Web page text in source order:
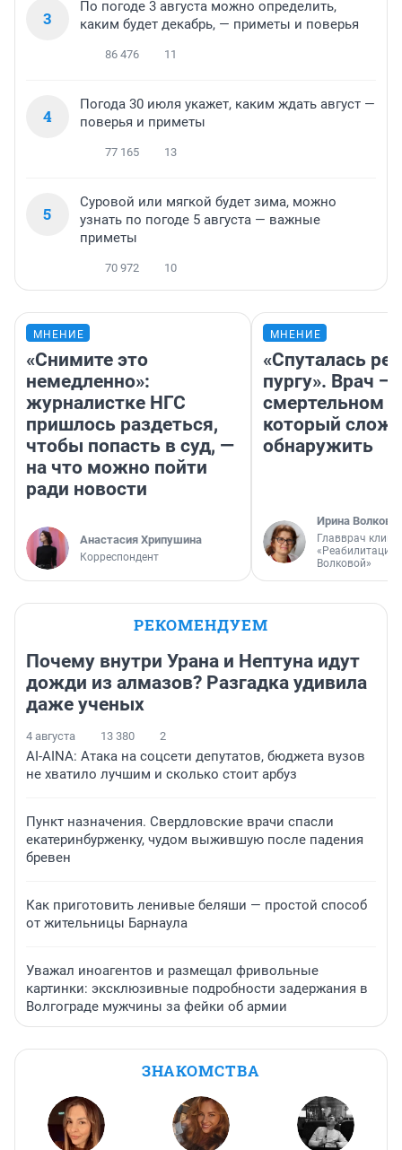
3
По погоде 3 августа можно определить,
каким будет декабрь, — приметы и поверья
86 476 11
4
Погода 30 июля укажет, каким ждать август —
поверья и приметы
77 165 13
5
Суровой или мягкой будет зима, можно
узнать по погоде 5 августа — важные
приметы
70 972 10
МНЕНИЕ
«Снимите это
немедленно»:
журналистке НГС
пришлось раздеться,
чтобы попасть в суд, —
на что можно пойти
ради новости
Анастасия Хрипушина
Корреспондент
МНЕНИЕ
«Спуталась
пургу». Врач —
смертельном
который
обнаружить
Ирина Волкова
Главврач
«Реабилитация
Волковой»
РЕКОМЕНДУЕМ
Почему внутри Урана и Нептуна идут
дожди из алмазов? Разгадка удивила
даже ученых
4 августа 13 380 2
AI-AINA: Атака на соцсети депутатов, бюджета вузов
не хватило лучшим и сколько стоит арбуз
Пункт назначения. Свердловские врачи спасли
екатеринбурженку, чудом выжившую после падения
бревен
Как приготовить ленивые беляши — простой способ
от жительницы Барнаула
Уважал иноагентов и размещал фривольные
картинки: эксклюзивные подробности задержания в
Волгограде мужчины за фейки об армии
ЗНАКОМСТВА